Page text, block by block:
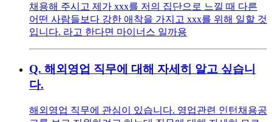
채용해 주시고 제가 xxx를 저의 집단으로 느낄 때 다른
어떤 사람들보다 강한 애착을 가지고 xxx를 위해 일할 것
입니다. 라고 한다면 마이너스 일까용
Q. 해외영업 직무에 대해 자세히 알고 싶습니
다.
해외영업 직무에 관심이 있습니다. 영업관련 인턴채용공